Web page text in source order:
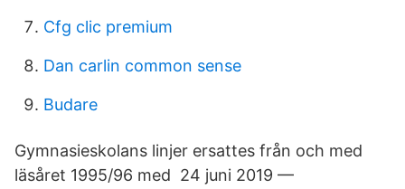
Cfg clic premium
Dan carlin common sense
Budare
Gymnasieskolans linjer ersattes från och med
läsåret 1995/96 med 24 juni 2019 —